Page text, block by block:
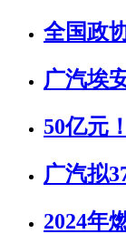
全国政
广汽埃
50亿元
广汽拟
2024年